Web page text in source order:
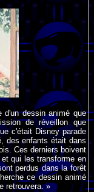
d'un dessin animé que
de réveillon que
c'était Disney parade
des enfants était dans
Ces derniers boivent
qui les transforme en
perdus dans la forêt
ce dessin animé
retrouvera. »